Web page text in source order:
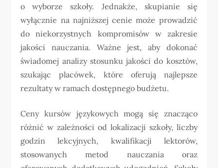
o wyborze szkoły. Jednakże, skupianie się
wyłącznie na najniższej cenie może prowadzić
do niekorzystnych kompromisów w zakresie
jakości nauczania. Ważne jest, aby dokonać
świadomej analizy stosunku jakości do kosztów,
szukając placówek, które oferują najlepsze
rezultaty w ramach dostępnego budżetu.
Ceny kursów językowych mogą się znacząco
różnić w zależności od lokalizacji szkoły, liczby
godzin lekcyjnych, kwalifikacji lektorów,
stosowanych metod nauczania oraz